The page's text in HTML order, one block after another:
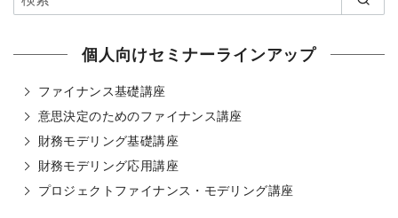
個人向けセミナーラインアップ
ファイナンス基礎講座
意思決定のためのファイナンス講座
財務モデリング基礎講座
財務モデリング応用講座
プロジェクトファイナンス・モデリング講座